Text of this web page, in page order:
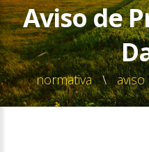
Avisode
normativa \